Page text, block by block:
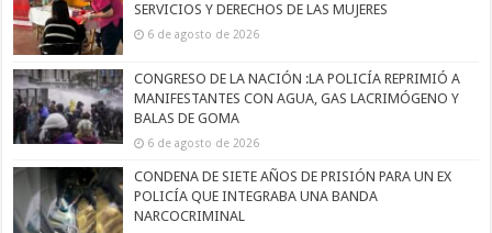
SERVICIOS Y DERECHOS DE LAS MUJERES
6 de agosto de 2026
CONGRESO DE LA NACIÓN :LA POLICÍA REPRIMIÓ A
MANIFESTANTES CON AGUA, GAS LACRIMÓGENO Y
BALAS DE GOMA
6 de agosto de 2026
CONDENA DE SIETE AÑOS DE PRISIÓN PARA UN EX
POLICÍA QUE INTEGRABA UNA BANDA
NARCOCRIMINAL